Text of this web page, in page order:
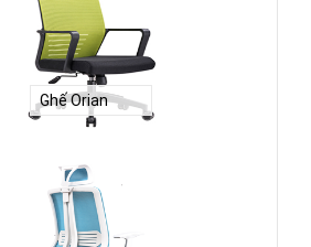
Ghế Orian